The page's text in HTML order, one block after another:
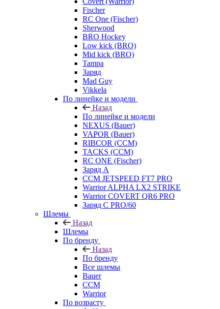
Fischer
RC One (Fischer)
Sherwood
BRO Hockey
Low kick (BRO)
Mid kick (BRO)
Tampa
Заряд
Mad Guy
Vikkela
По линейке и модели
Назад
По линейке и модели
NEXUS (Bauer)
VAPOR (Bauer)
RIBCOR (CCM)
TACKS (CCM)
RC ONE (Fischer)
Заряд А
CCM JETSPEED FT7 PRO
Warrior ALPHA LX2 STRIKE
Warrior COVERT QR6 PRO
Заряд С PRO/60
Шлемы
Назад
Шлемы
По бренду
Назад
По бренду
Все шлемы
Bauer
CCM
Warrior
По возрасту